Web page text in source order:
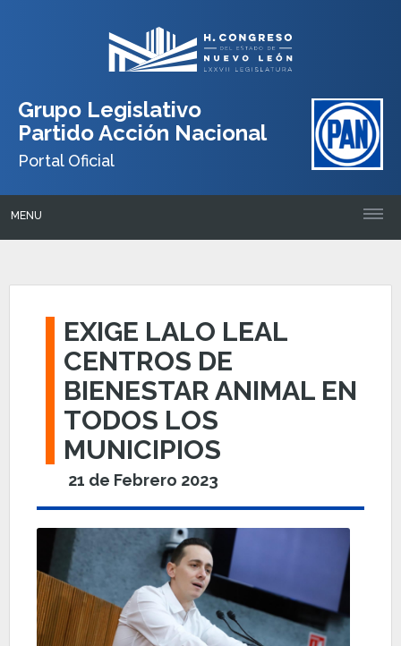
Grupo Legislativo
Partido Acción Nacional
Portal Oficial
MENU
EXIGE LALO LEAL
CENTROS DE
BIENESTAR ANIMAL EN
TODOS LOS
MUNICIPIOS
21 de Febrero 2023